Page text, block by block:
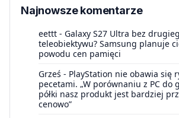
Najnowsze komentarze
eettt - Galaxy S27 Ultra bez
teleobiektywu? Samsung planuje
powodu cen pamięci
Grześ - PlayStation nie obawia się
pecetami. „W porównaniu z PC do
półki nasz produkt jest bardziej
cenowo”